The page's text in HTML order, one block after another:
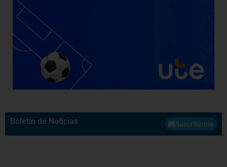
Boletín de Noticias Suscribirme